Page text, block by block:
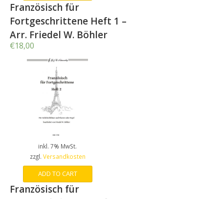
Französisch für
Fortgeschrittene Heft 1 –
Arr. Friedel W. Böhler
€18,00
inkl. 7% MwSt.
zzgl. Versandkosten
ADD TO CART
Französisch für